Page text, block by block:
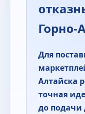
Горно-
Для
Алтайска
точная
до подачи